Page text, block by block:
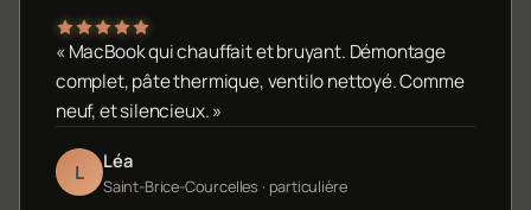
« MacBook qui chauffait et bruyant. Démontage
complet, pâte thermique, ventilo nettoyé. Comme
neuf, et silencieux. »
L Léa
Saint-Brice-Courcelles · particulière